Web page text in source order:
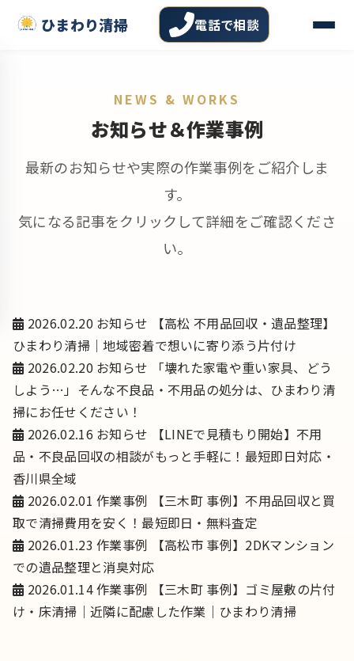
ひまわり清掃 電話で相談
NEWS & WORKS
お知らせ＆作業事例
最新のお知らせや実際の作業事例をご紹介しま
す。
気になる記事をクリックして詳細をご確認くださ
い。
2026.02.20 お知らせ
【高松 不用品回収・遺品整理】
ひまわり清掃｜地域密着で想いに寄り添う片付け
2026.02.20 お知らせ
「壊れた家電や重い家具、どう
しよう…」そんな不良品・不用品の処分は、ひまわり清
掃にお任せください！
2026.02.16 お知らせ
【LINEで見積もり開始】不用
品・不良品回収の相談がもっと手軽に！最短即日対応・
香川県全域
2026.02.01作業事例
【三木町 事例】不用品回収と買
取で清掃費用を安く！最短即日・無料査定
2026.01.23作業事例
【高松市 事例】2DKマンション
での遺品整理と消臭対応
2026.01.14作業事例
【三木町 事例】ゴミ屋敷の片付
け・床清掃｜近隣に配慮した作業｜ひまわり清掃